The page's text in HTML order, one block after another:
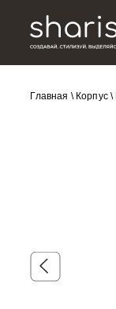
Главная \ Корпус\